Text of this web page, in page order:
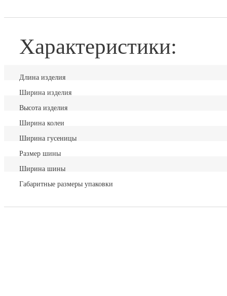
Характеристики:
Длина изделия
Ширина изделия
Высота изделия
Ширина колеи
Ширина гусеницы
Размер шины
Ширина шины
Габаритные размеры упаковки